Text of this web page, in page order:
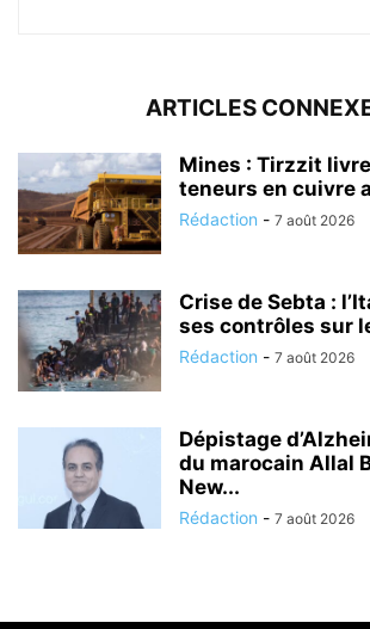
ARTICLES
Mines : Tirzzit
teneurs en cuivre
Rédaction - 7 août 2026
Crise de Sebta :
ses contrôles sur
Rédaction - 7 août 2026
Dépistage
du marocain Allal
New...
Rédaction - 7 août 2026